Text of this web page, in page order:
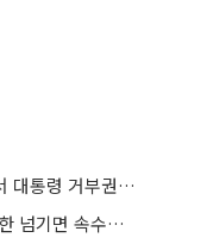
與, 형소법 대국민 보고 vs 野, 靑 앞서 대통령 거부권 촉구
경찰 수사 기다리다 피의자 석방…기한 넘기면 속수무책